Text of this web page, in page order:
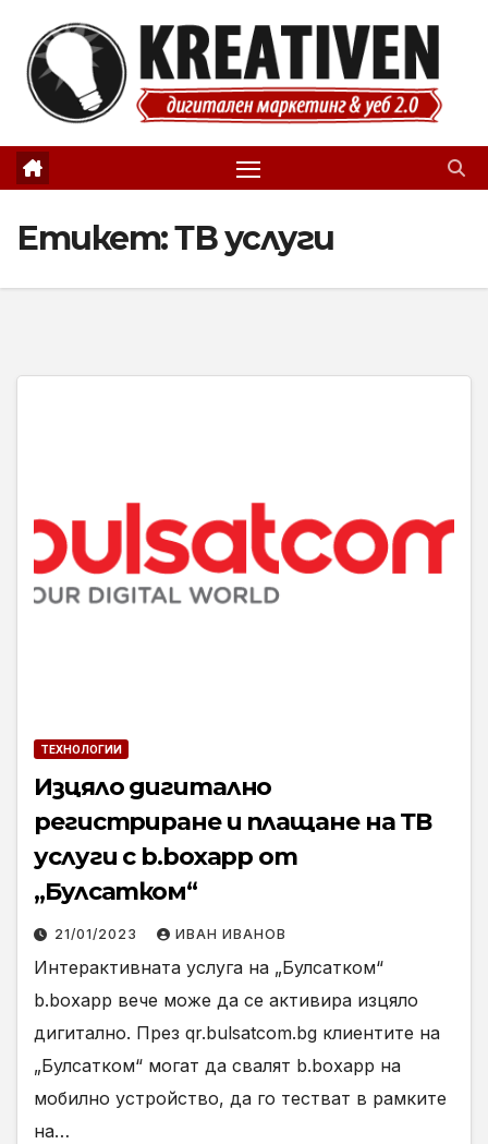
content
Етикет:ТВ услуги
ТЕХНОЛОГИИ
Изцяло дигитално
регистриране и плащане на ТВ
услуги с b.boxapp от
„Булсатком“
21/01/2023 ИВАН ИВАНОВ
Интерактивната услуга на „Булсатком“
b.boxapp вече може да се активира изцяло
дигитално. През qr.bulsatcom.bg клиентите на
„Булсатком“ могат да свалят b.boxapp на
мобилно устройство, да го тестват в рамките
на…